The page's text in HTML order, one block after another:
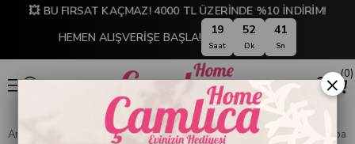
💥 BU FIRSAT KAÇMAZ! 4000 TL ÜZERİNDE %10 İNDİRİM!
HEMEN ALIŞVERİŞE BAŞLA! 19
Saat
52
Dk
41
Sn
0
Anasayfa EMAYE DÜNYASI Kupa ve Bardaklar Emayra Emaye Kupa
×